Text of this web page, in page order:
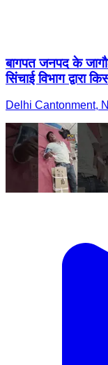
बागपत जनपद के
सिंचाई विभाग द्वारा
Delhi Cantonment,